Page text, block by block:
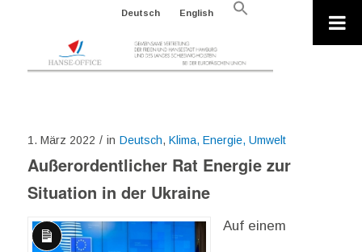
Deutsch English
Search
1. März 2022 / in Deutsch, Klima, Energie, Umwelt
Außerordentlicher Rat Energie zur
Situation in der Ukraine
Lange
Auf einem